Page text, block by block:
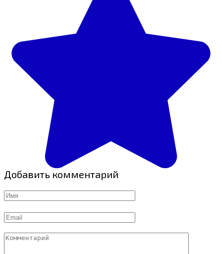
Добавить комментарий
Имя
Email
Комментарий